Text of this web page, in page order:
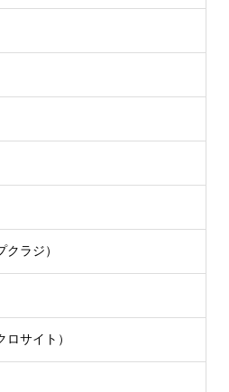
ラジ）
サイト）